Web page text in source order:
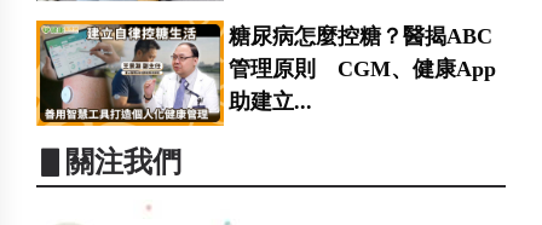
糖尿病怎麼控糖？醫揭ABC
管理原則 CGM、健康App
助建立...
▋關注我們